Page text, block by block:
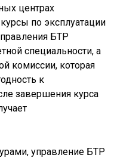
центрах
по эксплуатации
БТР
специальности, а
комиссии, которая
к
завершения курса
управление БТР